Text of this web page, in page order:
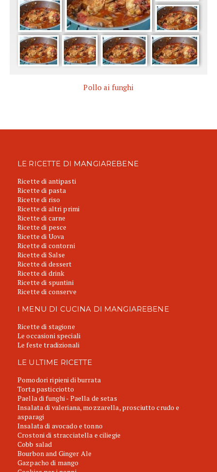
Pollo ai funghi
LE RICETTE DI MANGIAREBENE
Ricette di antipasti
Ricette di pasta
Ricette di riso
Ricette di altri primi
Ricette di carne
Ricette di pesce
Ricette di Uova
Ricette di contorni
Ricette di Salse
Ricette di dessert
Ricette di drink
Ricette di spuntini
Ricette di conserve
I MENU DI CUCINA DI MANGIAREBENE
Ricette di stagione
Le occasioni speciali
Le feste tradizionali
LE ULTIME RICETTE
Pomodori ripieni di burrata
Torta pasticciotto
Paella di funghi - Paella de setas
Insalata di valeriana, mozzarella, prosciutto crudo e
asparagi
Insalata di avocado e tonno
Crostoni di stracciatella e ciliegie
Cobb salad
Bourbon and Ginger Ale
Gazpacho di mango